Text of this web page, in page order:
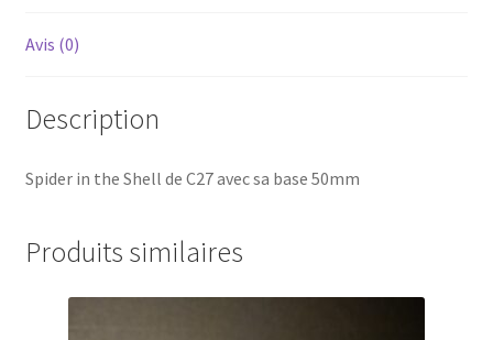
Avis (0)
Description
Spider in the Shell de C27 avec sa base 50mm
Produits similaires